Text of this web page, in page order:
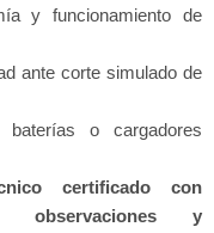
y funcionamiento de
ante corte simulado de
o cargadores
certificado con
observaciones y